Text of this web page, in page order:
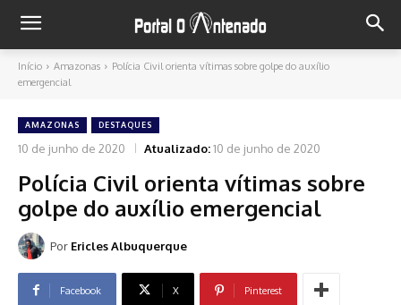
Início Amazonas
Polícia Civil orienta vítimas sobre golpe do auxílio
emergencial
AMAZONAS DESTAQUES
10 de junho de 2020 Atualizado:10 de junho de 2020
Polícia Civil orienta vítimas sobre
golpe do auxílio emergencial
Por Ericles Albuquerque
Facebook X Pinterest